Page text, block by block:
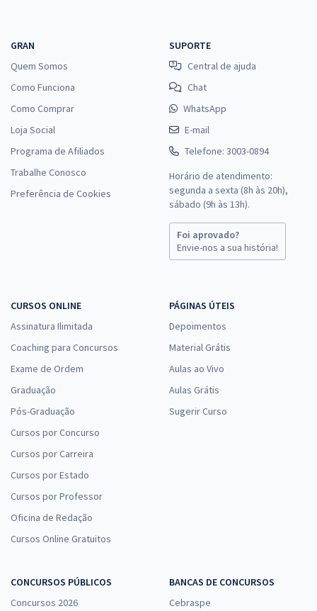
GRAN
Quem Somos
Como Funciona
Como Comprar
Loja Social
Programa de Afiliados
Trabalhe Conosco
Preferência de Cookies
SUPORTE
Central de ajuda
Chat
WhatsApp
E-mail
Telefone: 3003-0894
Horário de atendimento:
segunda a sexta (8h às 20h),
sábado (9h às 13h).
Foi aprovado?
Envie-nos a sua história!
CURSOS ONLINE
Assinatura Ilimitada
Coaching para Concursos
Exame de Ordem
Graduação
Pós-Graduação
Cursos por Concurso
Cursos por Carreira
Cursos por Estado
Cursos por Professor
Oficina de Redação
Cursos Online Gratuitos
PÁGINAS ÚTEIS
Depoimentos
Material Grátis
Aulas ao Vivo
Aulas Grátis
Sugerir Curso
CONCURSOS PÚBLICOS
Concursos 2026
BANCAS DE CONCURSOS
Cebraspe